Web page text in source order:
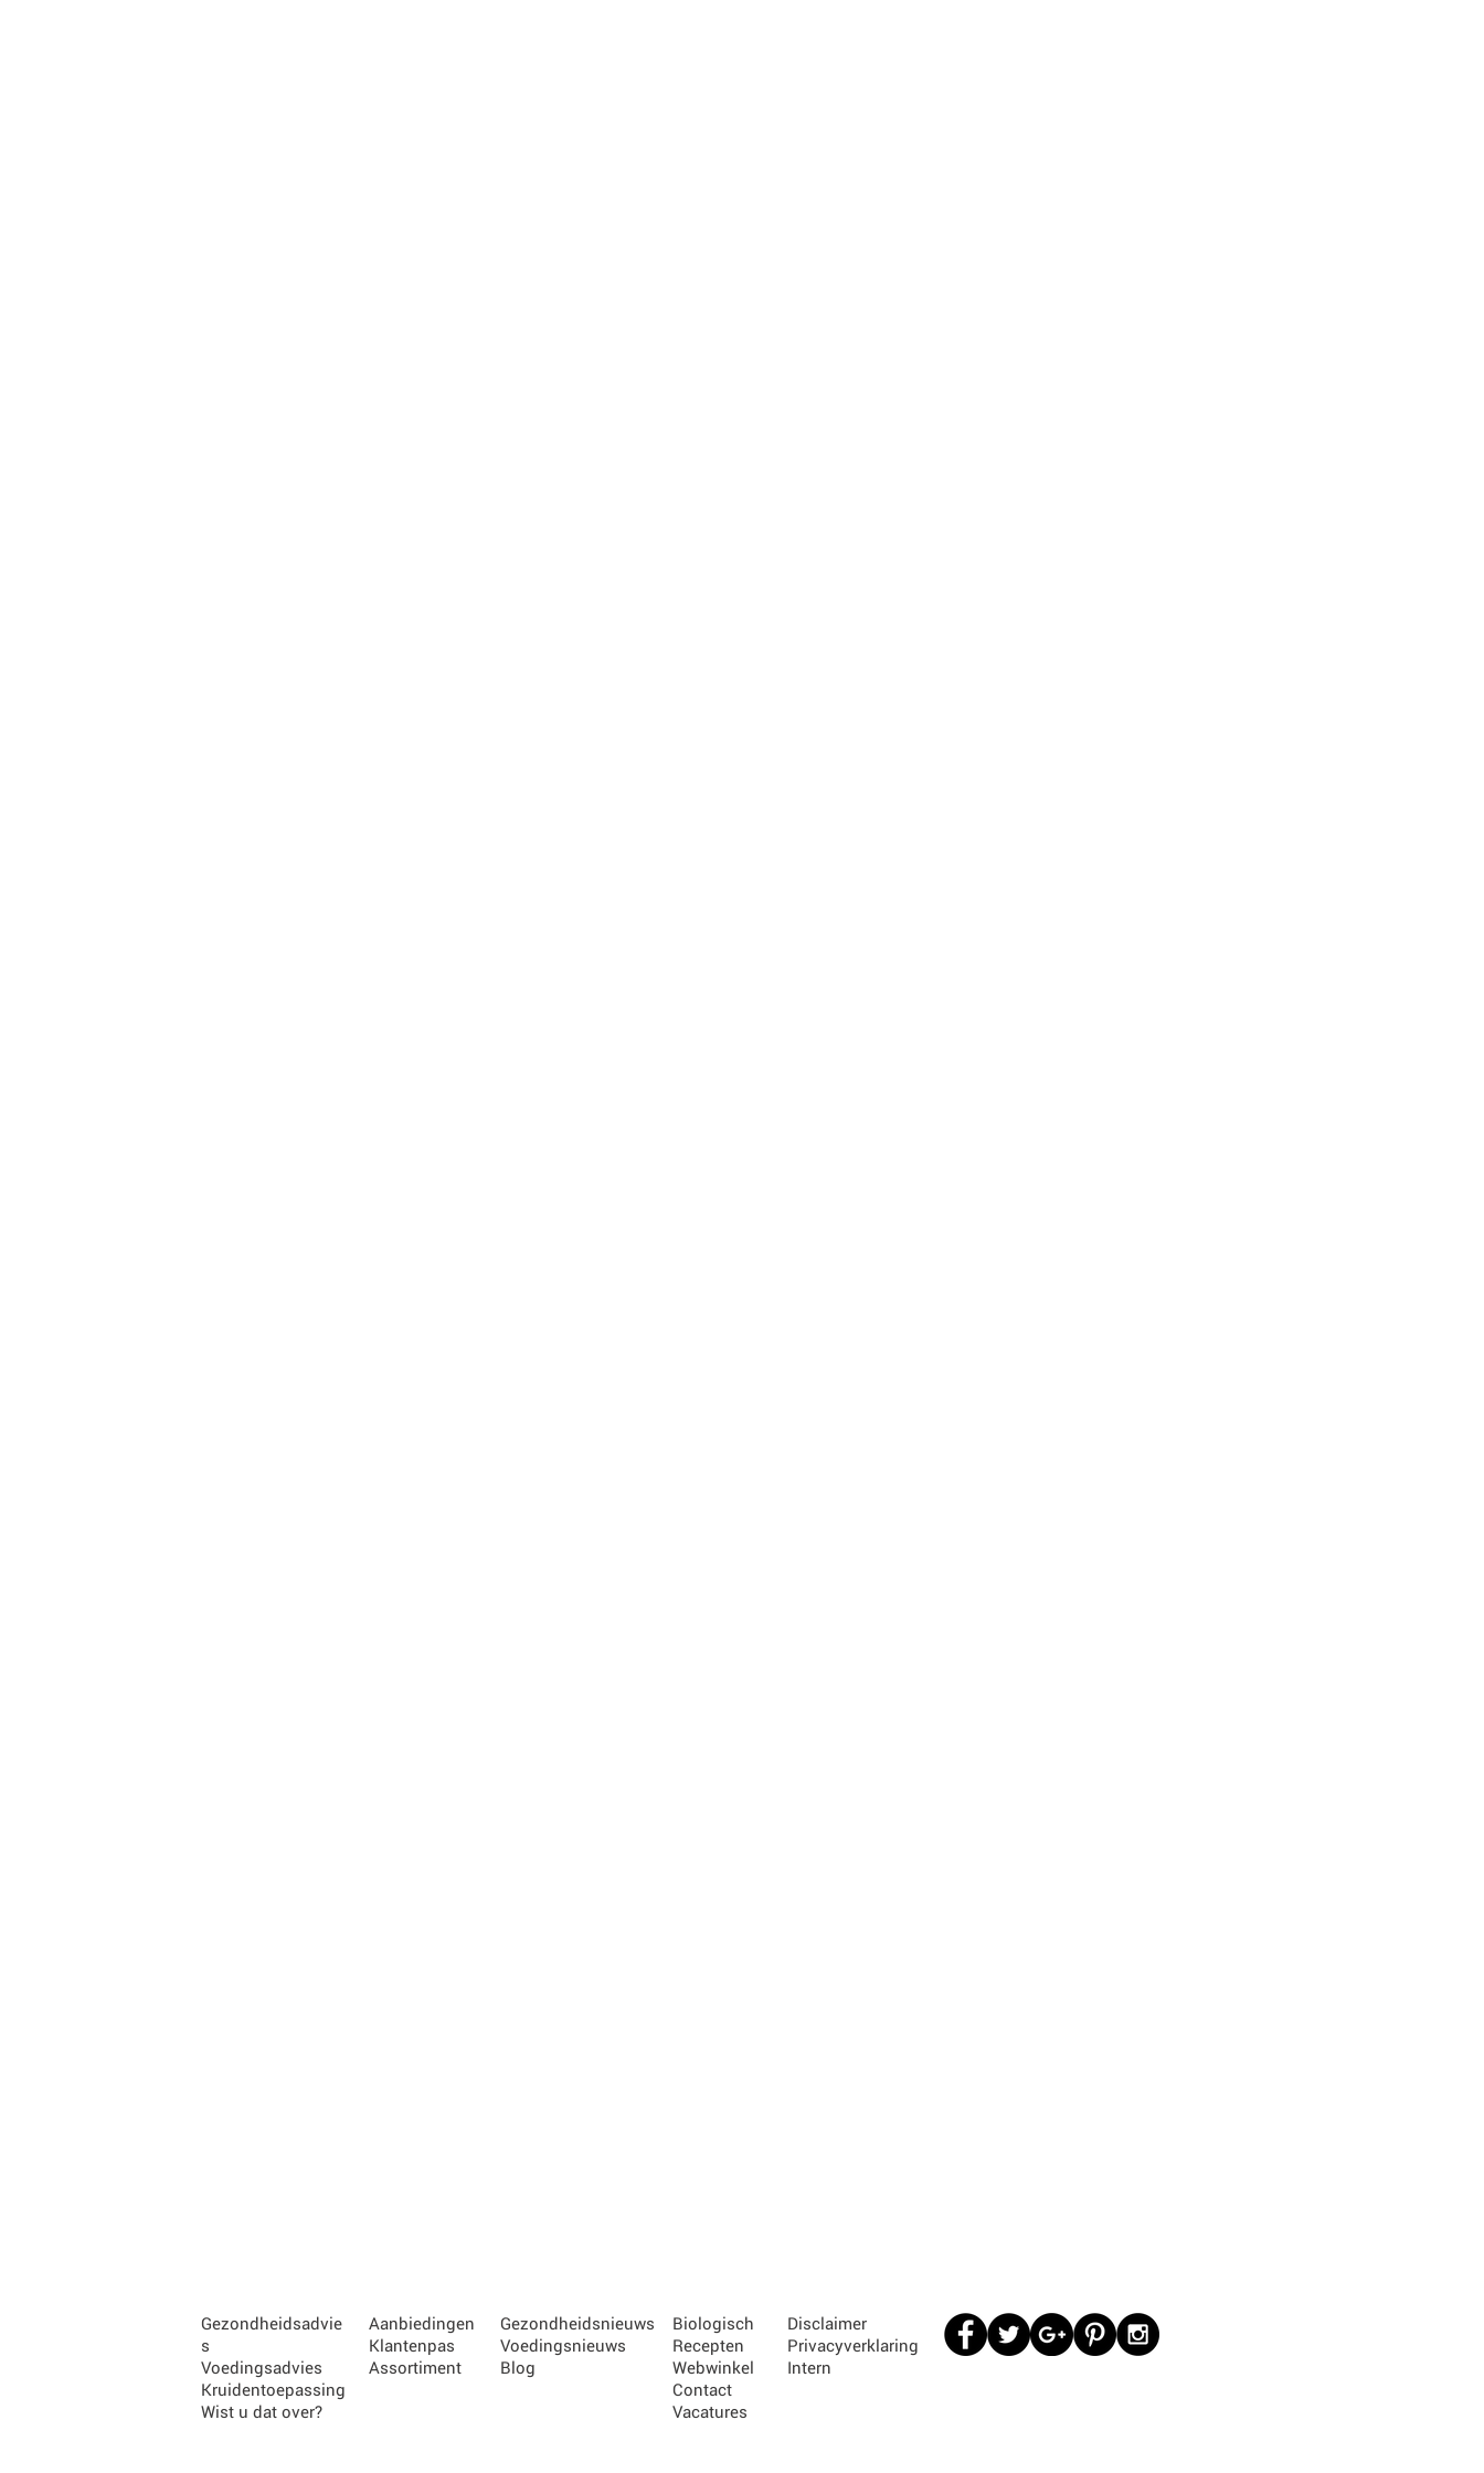
Gezondheidsadvie
s
Voedingsadvies
Kruidentoepassing
Wist u dat over?
Aanbiedingen
Klantenpas
Assortiment
Gezondheidsnieuws
Voedingsnieuws
Blog
Biologisch
Recepten
Webwinkel
Contact
Vacatures
Disclaimer
Privacyverklaring
Intern